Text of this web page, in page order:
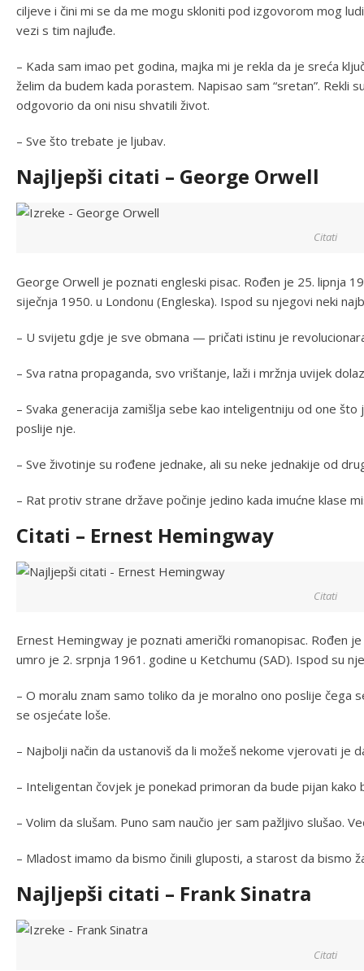
ciljeve i čini mi se da me mogu skloniti pod izgovorom mog
vezi s tim najluđe.
– Kada sam imao pet godina, majka mi je rekla da je sreća
želim da budem kada porastem. Napisao sam “sretan”. Rekli
odgovorio da oni nisu shvatili život.
– Sve što trebate je ljubav.
Najljepši citati – George Orwell
Citati
George Orwell je poznati engleski pisac. Rođen je 25. lipnja
siječnja 1950. u Londonu (Engleska). Ispod su njegovi neki
– U svijetu gdje je sve obmana — pričati istinu je
– Sva ratna propaganda, svo vrištanje, laži i mržnja uvijek
– Svaka generacija zamišlja sebe kao inteligentniju od one
poslije nje.
– Sve životinje su rođene jednake, ali su neke jednakije od
– Rat protiv strane države počinje jedino kada imućne klase
Citati – Ernest Hemingway
Citati
Ernest Hemingway je poznati američki romanopisac. Rođen
umro je 2. srpnja 1961. godine u Ketchumu (SAD). Ispod su
– O moralu znam samo toliko da je moralno ono poslije čega
se osjećate loše.
– Najbolji način da ustanoviš da li možeš nekome vjerovati je
– Inteligentan čovjek je ponekad primoran da bude pijan
– Volim da slušam. Puno sam naučio jer sam pažljivo slušao.
– Mladost imamo da bismo činili gluposti, a starost da bismo
Najljepši citati – Frank Sinatra
Citati